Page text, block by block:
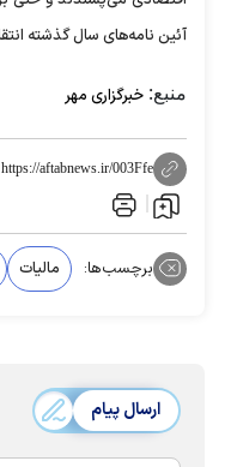
آئین نامه‌های سال گذشته
منبع: خبرگزاری مهر
https://aftabnews.ir/003Ffe
برچسب‌ها: مالیات
ارسال پیام